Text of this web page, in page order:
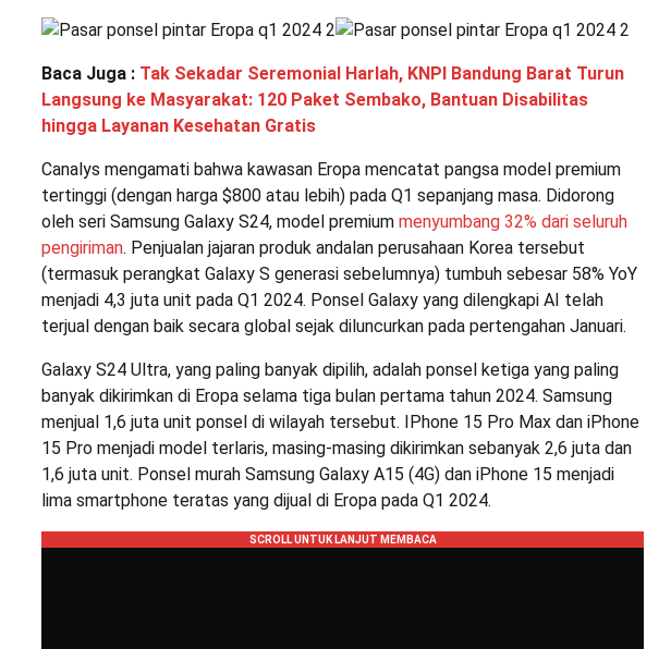
Baca Juga : Tak Sekadar Seremonial Harlah, KNPI Bandung Barat Turun
Langsung ke Masyarakat: 120 Paket Sembako, Bantuan Disabilitas
hingga Layanan Kesehatan Gratis
Canalys mengamati bahwa kawasan Eropa mencatat pangsa model premium
tertinggi (dengan harga $800 atau lebih) pada Q1 sepanjang masa. Didorong
oleh seri Samsung Galaxy S24, model premium menyumbang 32% dari seluruh
pengiriman. Penjualan jajaran produk andalan perusahaan Korea tersebut
(termasuk perangkat Galaxy S generasi sebelumnya) tumbuh sebesar 58% YoY
menjadi 4,3 juta unit pada Q1 2024. Ponsel Galaxy yang dilengkapi AI telah
terjual dengan baik secara global sejak diluncurkan pada pertengahan Januari.
Galaxy S24 Ultra, yang paling banyak dipilih, adalah ponsel ketiga yang paling
banyak dikirimkan di Eropa selama tiga bulan pertama tahun 2024. Samsung
menjual 1,6 juta unit ponsel di wilayah tersebut. IPhone 15 Pro Max dan iPhone
15 Pro menjadi model terlaris, masing-masing dikirimkan sebanyak 2,6 juta dan
1,6 juta unit. Ponsel murah Samsung Galaxy A15 (4G) dan iPhone 15 menjadi
lima smartphone teratas yang dijual di Eropa pada Q1 2024.